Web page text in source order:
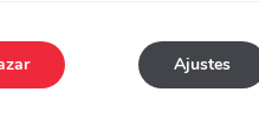
Ajustes